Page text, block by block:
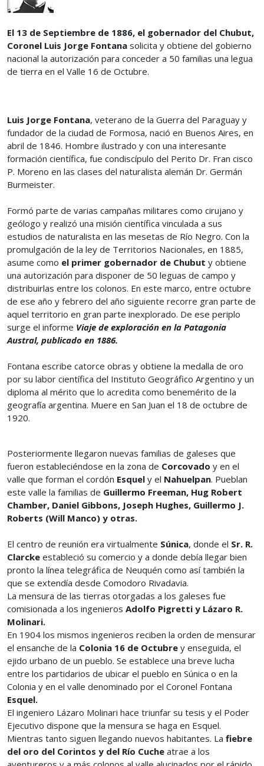
El 13 de Septiembre de 1886, el gobernador del Chubut,
Coronel Luis Jorge Fontana solicita y obtiene del gobierno
nacional la autorización para conceder a 50 familias una legua
de tierra en el Valle 16 de Octubre.
Luis Jorge Fontana, veterano de la Guerra del Paraguay y
fundador de la ciudad de Formosa, nació en Buenos Aires, en
abril de 1846. Hombre ilustrado y con una interesante
formación científica, fue condiscípulo del Perito Dr. Fran cisco
P. Moreno en las clases del naturalista alemán Dr. Germán
Burmeister.
Formó parte de varias campañas militares como cirujano y
geólogo y realizó una misión científica vinculada a sus
estudios de naturalista en las mesetas de Río Negro. Con la
promulgación de la ley de Territorios Nacionales, en 1885,
asume como el primer gobernador de Chubut y obtiene
una autorización para disponer de 50 leguas de campo y
distribuirlas entre los colonos. En este marco, entre octubre
de ese año y febrero del año siguiente recorre gran parte de
aquel territorio en gran parte inexplorado. De ese periplo
surge el informe Viaje de exploración en la Patagonia
Austral, publicado en 1886.
Fontana escribe catorce obras y obtiene la medalla de oro
por su labor científica del Instituto Geográfico Argentino y un
diploma al mérito que lo acredita como benemérito de la
geografía argentina. Muere en San Juan el 18 de octubre de
1920.
Posteriormente llegaron nuevas familias de galeses que
fueron estableciéndose en la zona de Corcovado y en el
valle que forman el cordón Esquel y el Nahuelpan. Pueblan
este valle la familias de Guillermo Freeman, Hug Robert
Chamber, Daniel Gibbons, Joseph Hughes, Guillermo J.
Roberts (Will Manco) y otras.
El centro de reunión era virtualmente Súnica, donde el Sr. R.
Clarcke estableció su comercio y a donde debía llegar bien
pronto la línea telegráfica de Neuquén como así también la
que se extendía desde Comodoro Rivadavia.
La mensura de las tierras otorgadas a los galeses fue
comisionada a los ingenieros Adolfo Pigretti y Lázaro R.
Molinari.
En 1904 los mismos ingenieros reciben la orden de mensurar
el ensanche de la Colonia 16 de Octubre y enseguida, el
ejido urbano de un pueblo. Se establece una breve lucha
entre los partidarios de ubicar el pueblo en Súnica o en la
Colonia y en el valle denominado por el Coronel Fontana
Esquel.
El ingeniero Lázaro Molinari hace triunfar su tesis y el Poder
Ejecutivo dispone que la mensura se haga en Esquel.
Mientras tanto siguen llegando nuevos habitantes. La fiebre
del oro del Corintos y del Río Cuche atrae a los